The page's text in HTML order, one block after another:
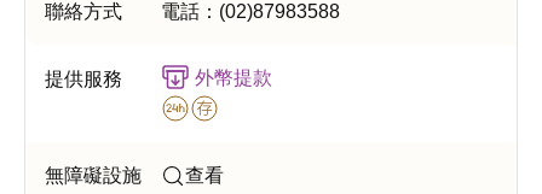
電話： (02)87983588
外幣提款
查看